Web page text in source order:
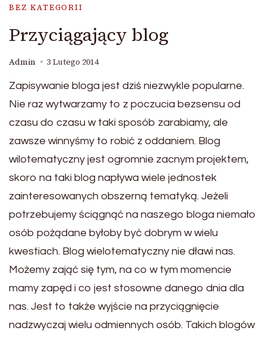
BEZ KATEGORII
Przyciągający blog
Admin 3 Lutego 2014
Zapisywanie bloga jest dziś niezwykle popularne.
Nie raz wytwarzamy to z poczucia bezsensu od
czasu do czasu w taki sposób zarabiamy, ale
zawsze winnyśmy to robić z oddaniem. Blog
wilotematyczny jest ogromnie zacnym projektem,
skoro na taki blog napływa wiele jednostek
zainteresowanych obszerną tematyką. Jeżeli
potrzebujemy ściągnąć na naszego bloga niemało
osób pożądane byłoby być dobrym w wielu
kwestiach. Blog wielotematyczny nie dławi nas.
Możemy zająć się tym, na co w tym momencie
mamy zapęd i co jest stosowne danego dnia dla
nas. Jest to także wyjście na przyciągnięcie
nadzwyczaj wielu odmiennych osób. Takich blogów